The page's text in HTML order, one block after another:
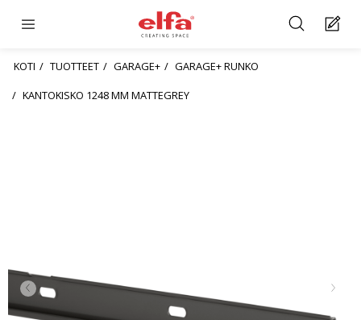
KOTI TUOTTEET GARAGE+
GARAGE+ RUNKO
KANTOKISKO 1248 MM MATTEGREY